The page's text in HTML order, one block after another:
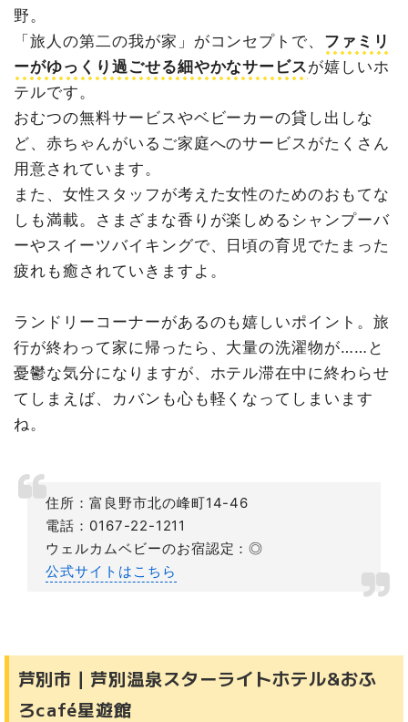
野。
「旅人の第二の我が家」がコンセプトで、 ファミリ
ーがゆっくり過ごせる細やかなサービスが嬉しいホ
テルです。
おむつの無料サービスやベビーカーの貸し出しな
ど、赤ちゃんがいるご家庭へのサービスがたくさん
用意されています。
また、女性スタッフが考えた女性のためのおもてな
しも満載。さまざまな香りが楽しめるシャンプーバ
ーやスイーツバイキングで、日頃の育児でたまった
疲れも癒されていきますよ。
ランドリーコーナーがあるのも嬉しいポイント。旅
行が終わって家に帰ったら、大量の洗濯物が……と
憂鬱な気分になりますが、ホテル滞在中に終わらせ
てしまえば、カバンも心も軽くなってしまいます
ね。
住所：富良野市北の峰町14-46
電話：0167-22-1211
ウェルカムベビーのお宿認定：◎
公式サイトはこちら
芦別市｜芦別温泉スターライトホテル&おふ
ろcafé星遊館